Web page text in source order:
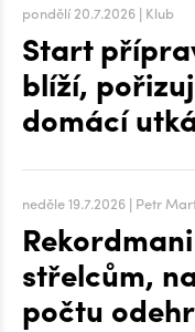
pondělí 20.7.2026 | Klub
Start
blíží,
domácí
neděle 19.7.2026 | Petr
střelcům,
počtu